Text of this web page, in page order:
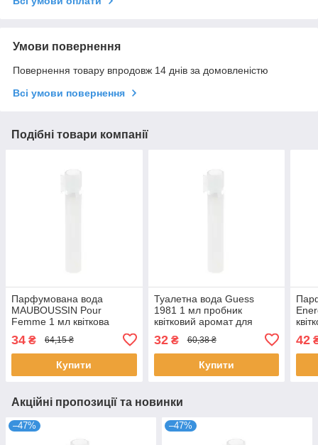
Умови повернення
Повернення товару впродовж 14 днів за домовленістю
Всі умови повернення
Подібні товари компанії
Парфумована вода
MAUBOUSSIN Pour
Femme 1 мл квіткова
пробник розпив аромат
Мобуссен
34 ₴ 64,15 ₴
Купити
Туалетна вода Guess
1981 1 мл пробник
квітковий аромат для
32₴ 60,38 ₴
Купити
42
Акційні пропозиції та новинки
–47% –47%